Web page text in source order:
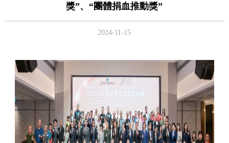
獎”、“團體捐血推動獎”
2024-11-15